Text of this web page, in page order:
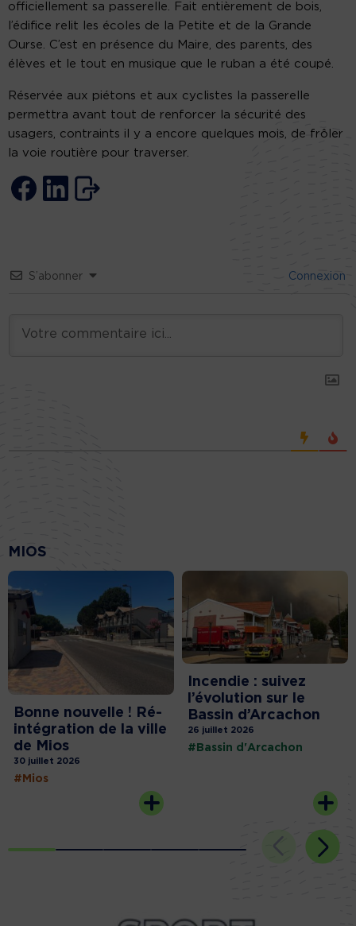
officiellement sa passerelle. Fait entièrement de bois,
l’édifice relit les écoles de la Petite et de la Grande
Ourse. C’est en présence du Maire, des parents, des
élèves et le tout en musique que le ruban a été coupé.
Réservée aux piétons et aux cyclistes la passerelle
permettra avant tout de renforcer la sécurité des
usagers, contraints il y a encore quelques mois, de frôler
la voie routière pour traverser.
S’abonner Connexion
MIOS
Bonne nouvelle ! Ré-
intégration de la ville
de Mios
30 juillet 2026
#Mios
Incendie : suivez
l’évolution sur le
Bassin d’Arcachon
26 juillet 2026
#Bassin d'Arcachon